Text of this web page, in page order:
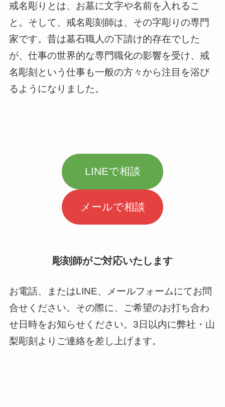
戒名彫りとは、お墓に文字や名前を入れるこ
と。そして、戒名彫刻師は、その字彫りの専門
家です。昔は墓石職人の下請け的存在でした
が、仕事の世界的な専門職化の影響を受け、戒
名彫刻という仕事も一般の方々から注目を浴び
るようになりました。
LINEで相談
メールで相談
彫刻師がご対応いたします
お電話、またはLINE、メールフォームにてお問
合せください。その際に、ご希望のお打ち合わ
せ日時をお知らせください。3日以内に弊社・山
梨彫刻よりご連絡を差し上げます。